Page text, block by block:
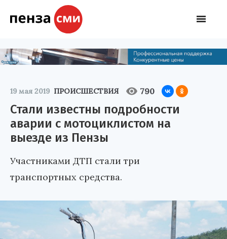
19 мая 2019 ПРОИСШЕСТВИЯ 790
Стали известны подробности
аварии с мотоциклистом на
выезде из Пензы
Участниками ДТП стали три
транспортных средства.